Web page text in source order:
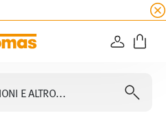
sconto extra! Fino al
ACCEDI
E ALTRO...